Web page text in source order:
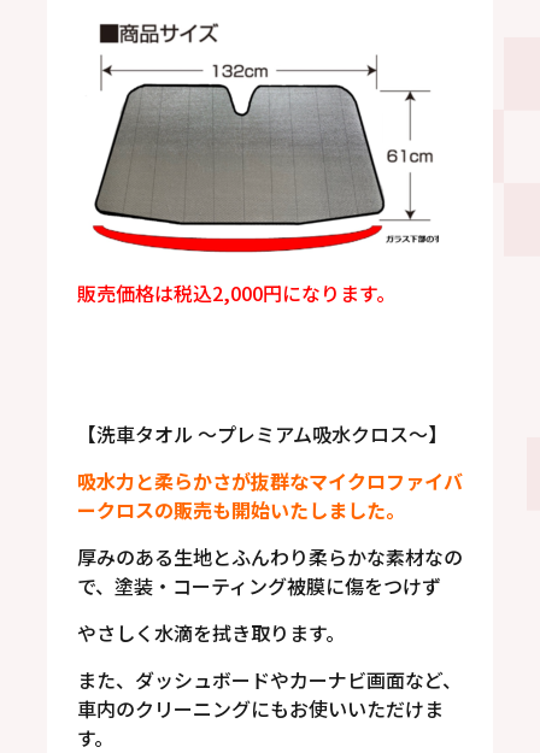
販売価格は税込2,000円になります。
【洗車タオル ～プレミアム吸水クロス～】
吸水力と柔らかさが抜群なマイクロファイバ
ークロスの販売も開始いたしました。
厚みのある生地とふんわり柔らかな素材なの
で、塗装・コーティング被膜に傷をつけず
やさしく水滴を拭き取ります。
また、ダッシュボードやカーナビ画面など、
車内のクリーニングにもお使いいただけま
す。